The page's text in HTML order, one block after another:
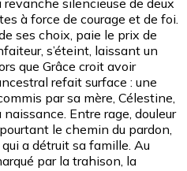
à force de courage et de foi.
ses choix, paie le prix de
s’éteint, laissant un
que Grâce croit avoir
refait surface : une
par sa mère, Célestine,
Entre rage, douleur
le chemin du pardon,
a détruit sa famille. Au
par la trahison, la